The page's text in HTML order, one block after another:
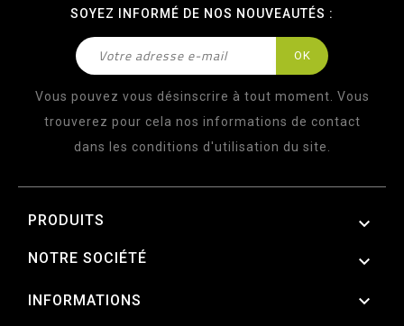
SOYEZ INFORMÉ DE NOS NOUVEAUTÉS :
Vous pouvez vous désinscrire à tout moment. Vous
trouverez pour cela nos informations de contact
dans les conditions d'utilisation du site.
PRODUITS 
NOTRE SOCIÉTÉ 
INFORMATIONS 